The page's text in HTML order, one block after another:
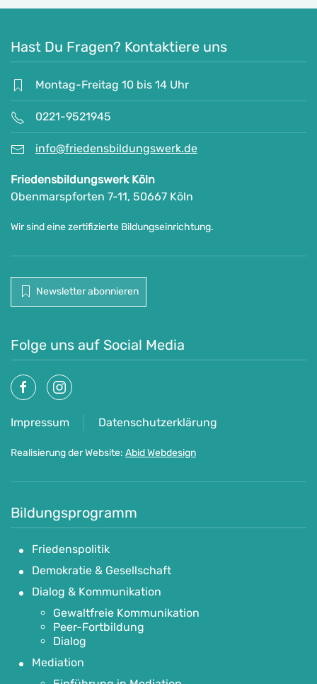
Hast Du Fragen? Kontaktiere uns
Montag-Freitag 10 bis 14 Uhr
0221-9521945
info@friedensbildungswerk.de
Friedensbildungswerk Köln
Obenmarspforten 7-11, 50667 Köln
Wir sind eine zertifizierte Bildungseinrichtung.
Newsletter abonnieren
Folge uns auf Social Media
Impressum Datenschutzerklärung
Realisierung der Website: Abid Webdesign
Bildungsprogramm
Friedenspolitik
Demokratie & Gesellschaft
Dialog & Kommunikation
Gewaltfreie Kommunikation
Peer-Fortbildung
Dialog
Mediation